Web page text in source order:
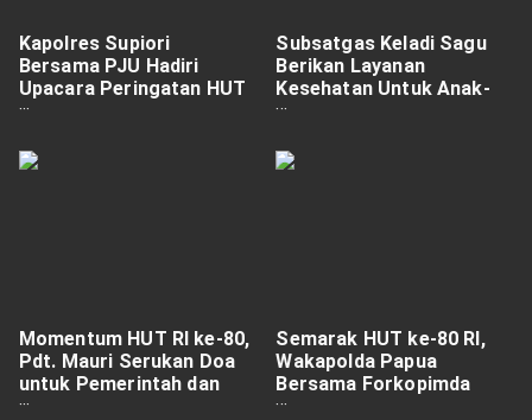
Kapolres Supiori
Bersama PJU Hadiri
Upacara Peringatan HUT
Kemerdekaan RI Ke 80
Subsatgas Keladi Sagu
Berikan Layanan
Kesehatan Untuk Anak-
Anak, Wujudkan
Muda
Momentum HUT RI ke-80,
Pdt. Mauri Serukan Doa
untuk Pemerintah dan
Generasi Muda
Semarak HUT ke-80 RI,
Wakapolda Papua
Bersama Forkopimda
Ikuti Upacara Penurunan